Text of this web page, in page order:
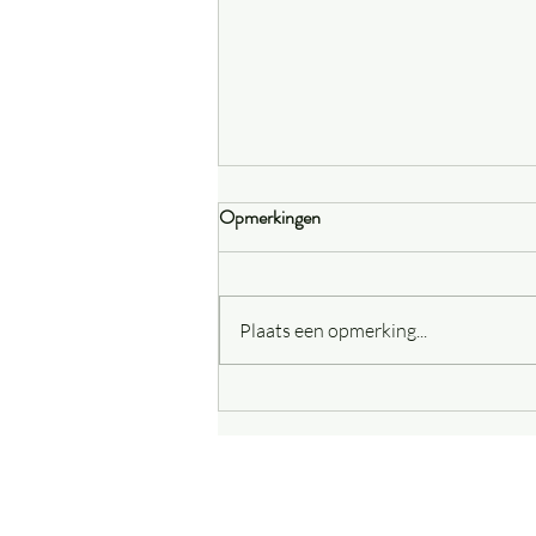
Titeren bij honden - een kijk op
Opmerkingen
Plaats een opmerking...